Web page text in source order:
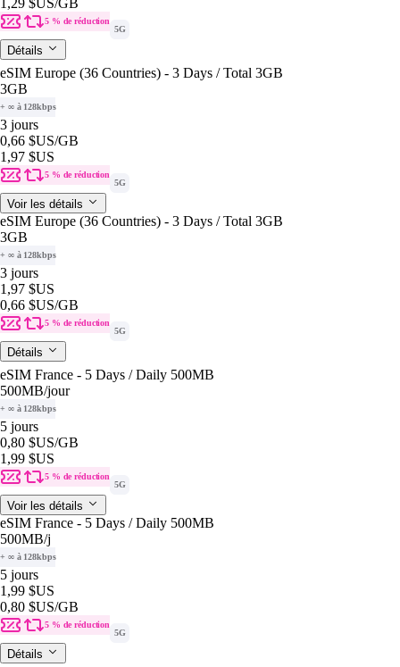
5 % de réduction
5G
Détails
eSIM Europe (36 Countries) - 3 Days / Total 3GB
3GB
+ ∞ à 128kbps
3 jours
0,66 $US/GB
1,97 $US
5 % de réduction
5G
Voir les détails
eSIM Europe (36 Countries) - 3 Days / Total 3GB
3GB
+ ∞ à 128kbps
3 jours
1,97 $US
0,66 $US/GB
5 % de réduction
5G
Détails
eSIM France - 5 Days / Daily 500MB
500MB/jour
+ ∞ à 128kbps
5 jours
0,80 $US/GB
1,99 $US
5 % de réduction
5G
Voir les détails
eSIM France - 5 Days / Daily 500MB
500MB/j
+ ∞ à 128kbps
5 jours
1,99 $US
0,80 $US/GB
5 % de réduction
5G
Détails